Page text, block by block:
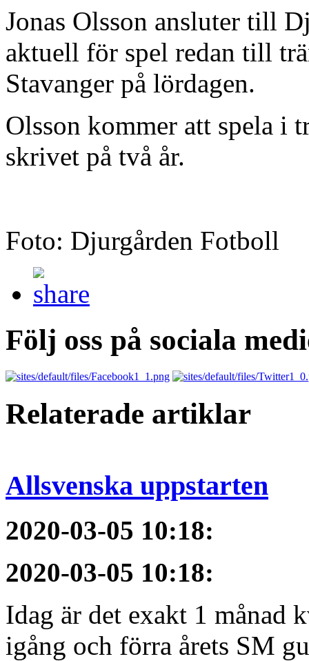
Jonas Olsson ansluter till
aktuell för spel redan till
Stavanger på lördagen.
Olsson kommer att spela i
skrivet på två år.
Foto: Djurgården Fotboll
Följ oss på sociala
Relaterade artiklar
Allsvenska uppstarten
2020-03-05 10:18:
2020-03-05 10:18:
Idag är det exakt 1 månad
igång och förra årets SM